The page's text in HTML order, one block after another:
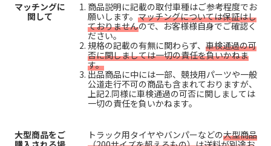
マッチングに
関して
商品説明に記載の取付車種はご参考程度でお
願いします。 マッチングについては保証はし
ておりませんので、お客様様自身でご確認く
ださい。
規格の記載の有無に関わらず、 車検通過の可
否に関しましては一切の責任を負いかねま
す。
出品商品に中には一部、競技用パーツや一般
公道走行不可の商品も含まれておりますが、
上記2.同様に車検通過の可否に関しましては
一切の責任を負いかねます。
大型商品をご
トラック用タイヤやバンパーなどの大型商品